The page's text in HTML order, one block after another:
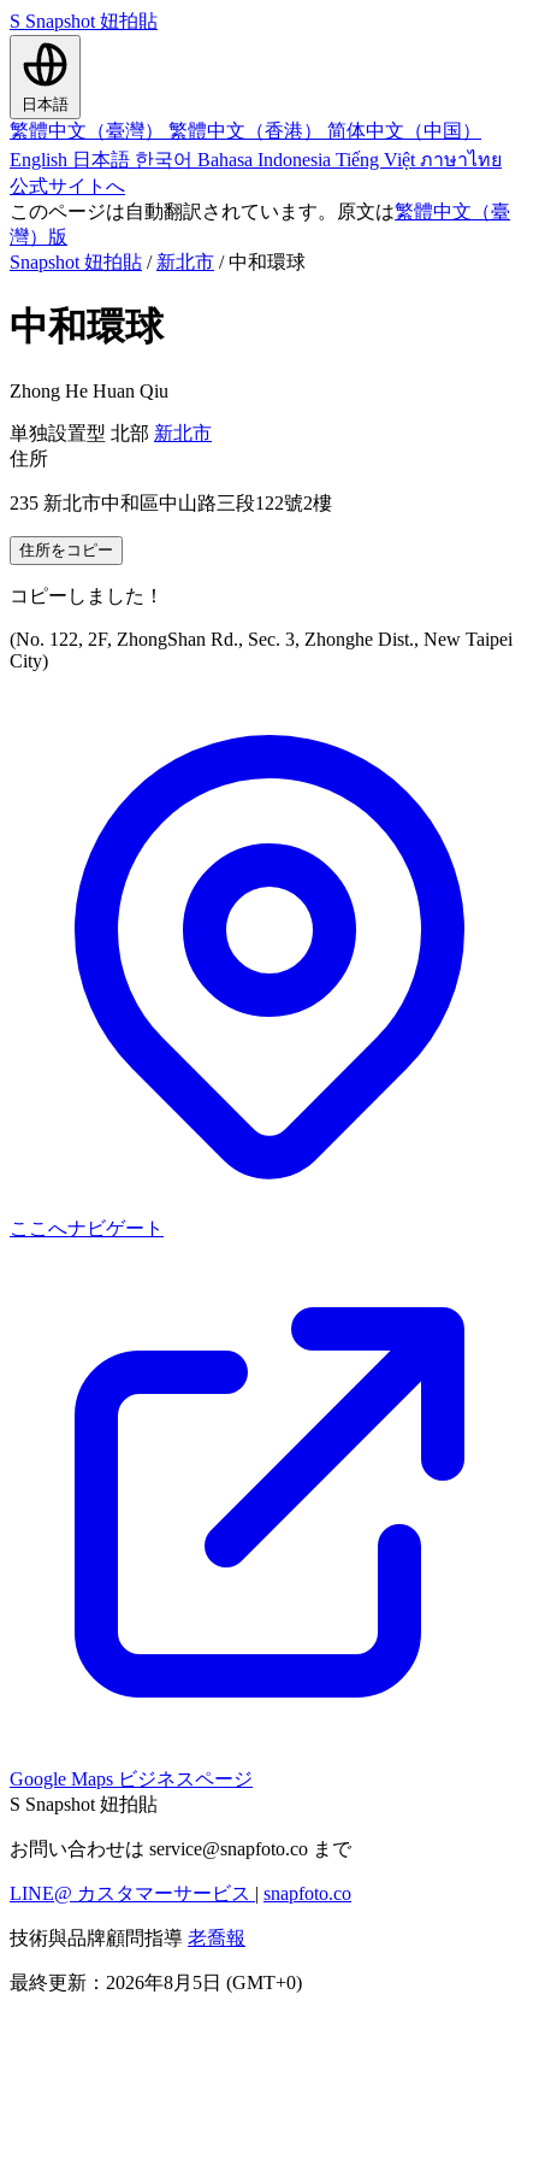
S Snapshot 妞拍貼
日本語
繁體中文（臺灣） 繁體中文（香港） 简体中文（中国）
English 日本語 한국어 Bahasa Indonesia Tiếng Việt ภาษาไทย
公式サイトへ
このページは自動翻訳されています。原文は繁體中文（臺
灣）版
Snapshot 妞拍貼 / 新北市 / 中和環球
中和環球
Zhong He Huan Qiu
単独設置型 北部 新北市
住所
235 新北市中和區中山路三段122號2樓
住所をコピー
コピーしました！
(No. 122, 2F, ZhongShan Rd., Sec. 3, Zhonghe Dist., New Taipei
City)
ここへナビゲート
Google Maps ビジネスページ
S Snapshot 妞拍貼
お問い合わせは service@snapfoto.co まで
LINE@ カスタマーサービス | snapfoto.co
技術與品牌顧問指導 老喬報
最終更新：2026年8月5日 (GMT+0)